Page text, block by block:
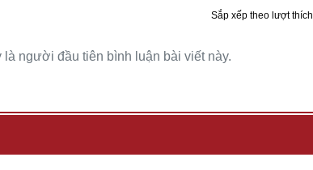
Sắp xếp theo lượt thích
người đầu tiên bình luận bài viết này.